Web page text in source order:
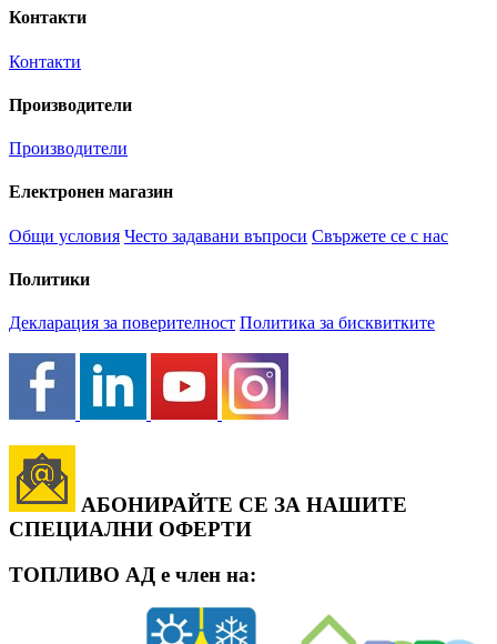
Контакти
Контакти
Производители
Производители
Електронен магазин
Общи условия Често задавани въпроси Свържете се с нас
Политики
Декларация за поверителност Политика за бисквитките
АБОНИРАЙТЕ СЕ ЗА НАШИТЕ
СПЕЦИАЛНИ ОФЕРТИ
ТОПЛИВО АД е член на: